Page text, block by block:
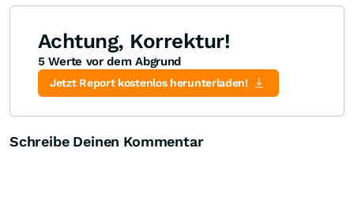
Knock-Out-Suche
Optionsschein-Suche
Zertifikate-Suche
Achtung, Korrektur!
5 Werte vor dem Abgrund
Jetzt Report kostenlos herunterladen!
Schreibe Deinen Kommentar